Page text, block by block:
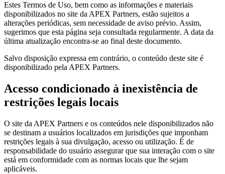
Estes Termos de Uso, bem como as informações e materiais
disponibilizados no site da APEX Partners, estão sujeitos a
alterações periódicas, sem necessidade de aviso prévio. Assim,
sugerimos que esta página seja consultada regularmente. A data da
última atualização encontra-se ao final deste documento.
Salvo disposição expressa em contrário, o conteúdo deste site é
disponibilizado pela APEX Partners.
Acesso condicionado à inexistência de
restrições legais locais
O site da APEX Partners e os conteúdos nele disponibilizados não
se destinam a usuários localizados em jurisdições que imponham
restrições legais à sua divulgação, acesso ou utilização. É de
responsabilidade do usuário assegurar que sua interação com o site
está em conformidade com as normas locais que lhe sejam
aplicáveis.